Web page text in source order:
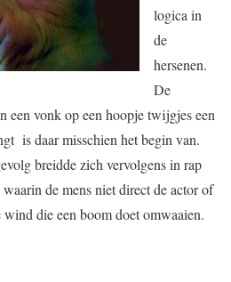
logica in
de
hersenen.
De
een vonk op een hoopje twijgjes een
is daar misschien het begin van.
breidde zich vervolgens in rap
de mens niet direct de actor of
die een boom doet omwaaien.